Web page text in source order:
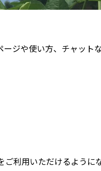
ジや使い方、チャット
利用いただけるようにな